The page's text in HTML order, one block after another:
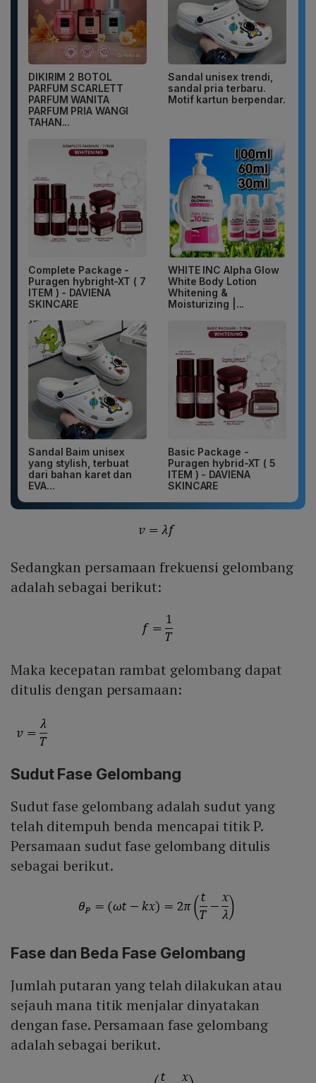
DIKIRIM 2 BOTOL
PARFUM SCARLETT
PARFUM WANITA
PARFUM PRIA WANGI
TAHAN...
Sandal unisex trendi,
sandal pria terbaru.
Motif kartun berpendar.
Complete Package -
Puragen hybright-XT ( 7
ITEM ) - DAVIENA
SKINCARE
WHITE INC Alpha Glow
White Body Lotion
Whitening &
Moisturizing |...
Sandal Baim unisex
yang stylish, terbuat
dari bahan karet dan
EVA...
Basic Package -
Puragen hybrid-XT ( 5
ITEM ) - DAVIENA
SKINCARE
Sedangkan persamaan frekuensi gelombang
adalah sebagai berikut:
Maka kecepatan rambat gelombang dapat
ditulis dengan persamaan:
Sudut Fase Gelombang
Sudut fase gelombang adalah sudut yang
telah ditempuh benda mencapai titik P.
Persamaan sudut fase gelombang ditulis
sebagai berikut.
Fase dan Beda Fase Gelombang
Jumlah putaran yang telah dilakukan atau
sejauh mana titik menjalar dinyatakan
dengan fase. Persamaan fase gelombang
adalah sebagai berikut.